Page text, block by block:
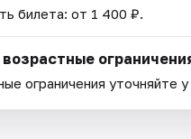
билета: от 1 400 ₽.
возрастные
ограничения уточняйте